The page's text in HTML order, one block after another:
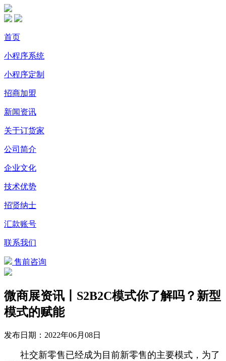
首页
小程序系统
小程序定制
招商加盟
新闻资讯
关于订货家
公司简介
企业文化
技术优势
招贤纳士
汇款账号
联系我们
售前咨询
微商展资讯丨S2B2C模式你了解吗？新型
模式的赋能
发布日期： 2022年06月08日
社交新零售已经成为目前新零售的主要模式，为了